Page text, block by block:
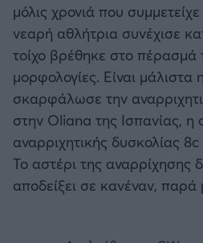
μόλις χρονιά που
νεαρή αθλήτρια συνέχισε
τοίχο βρέθηκε στο πέρασμά
μορφολογίες. Είναι
σκαρφάλωσε την
στην Oliana της Ισπανίας, η
αναρριχητικής δυσκολίας
Το αστέρι της αναρρίχησης
αποδείξει σε κανέναν, παρά